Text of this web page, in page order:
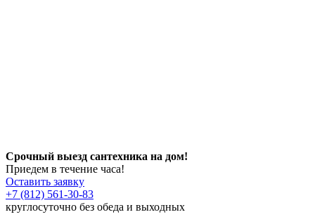
Срочный выезд сантехника на дом!
Приедем в течение часа!
Оставить заявку
+7 (812) 561-30-83
круглосуточно без обеда и выходных